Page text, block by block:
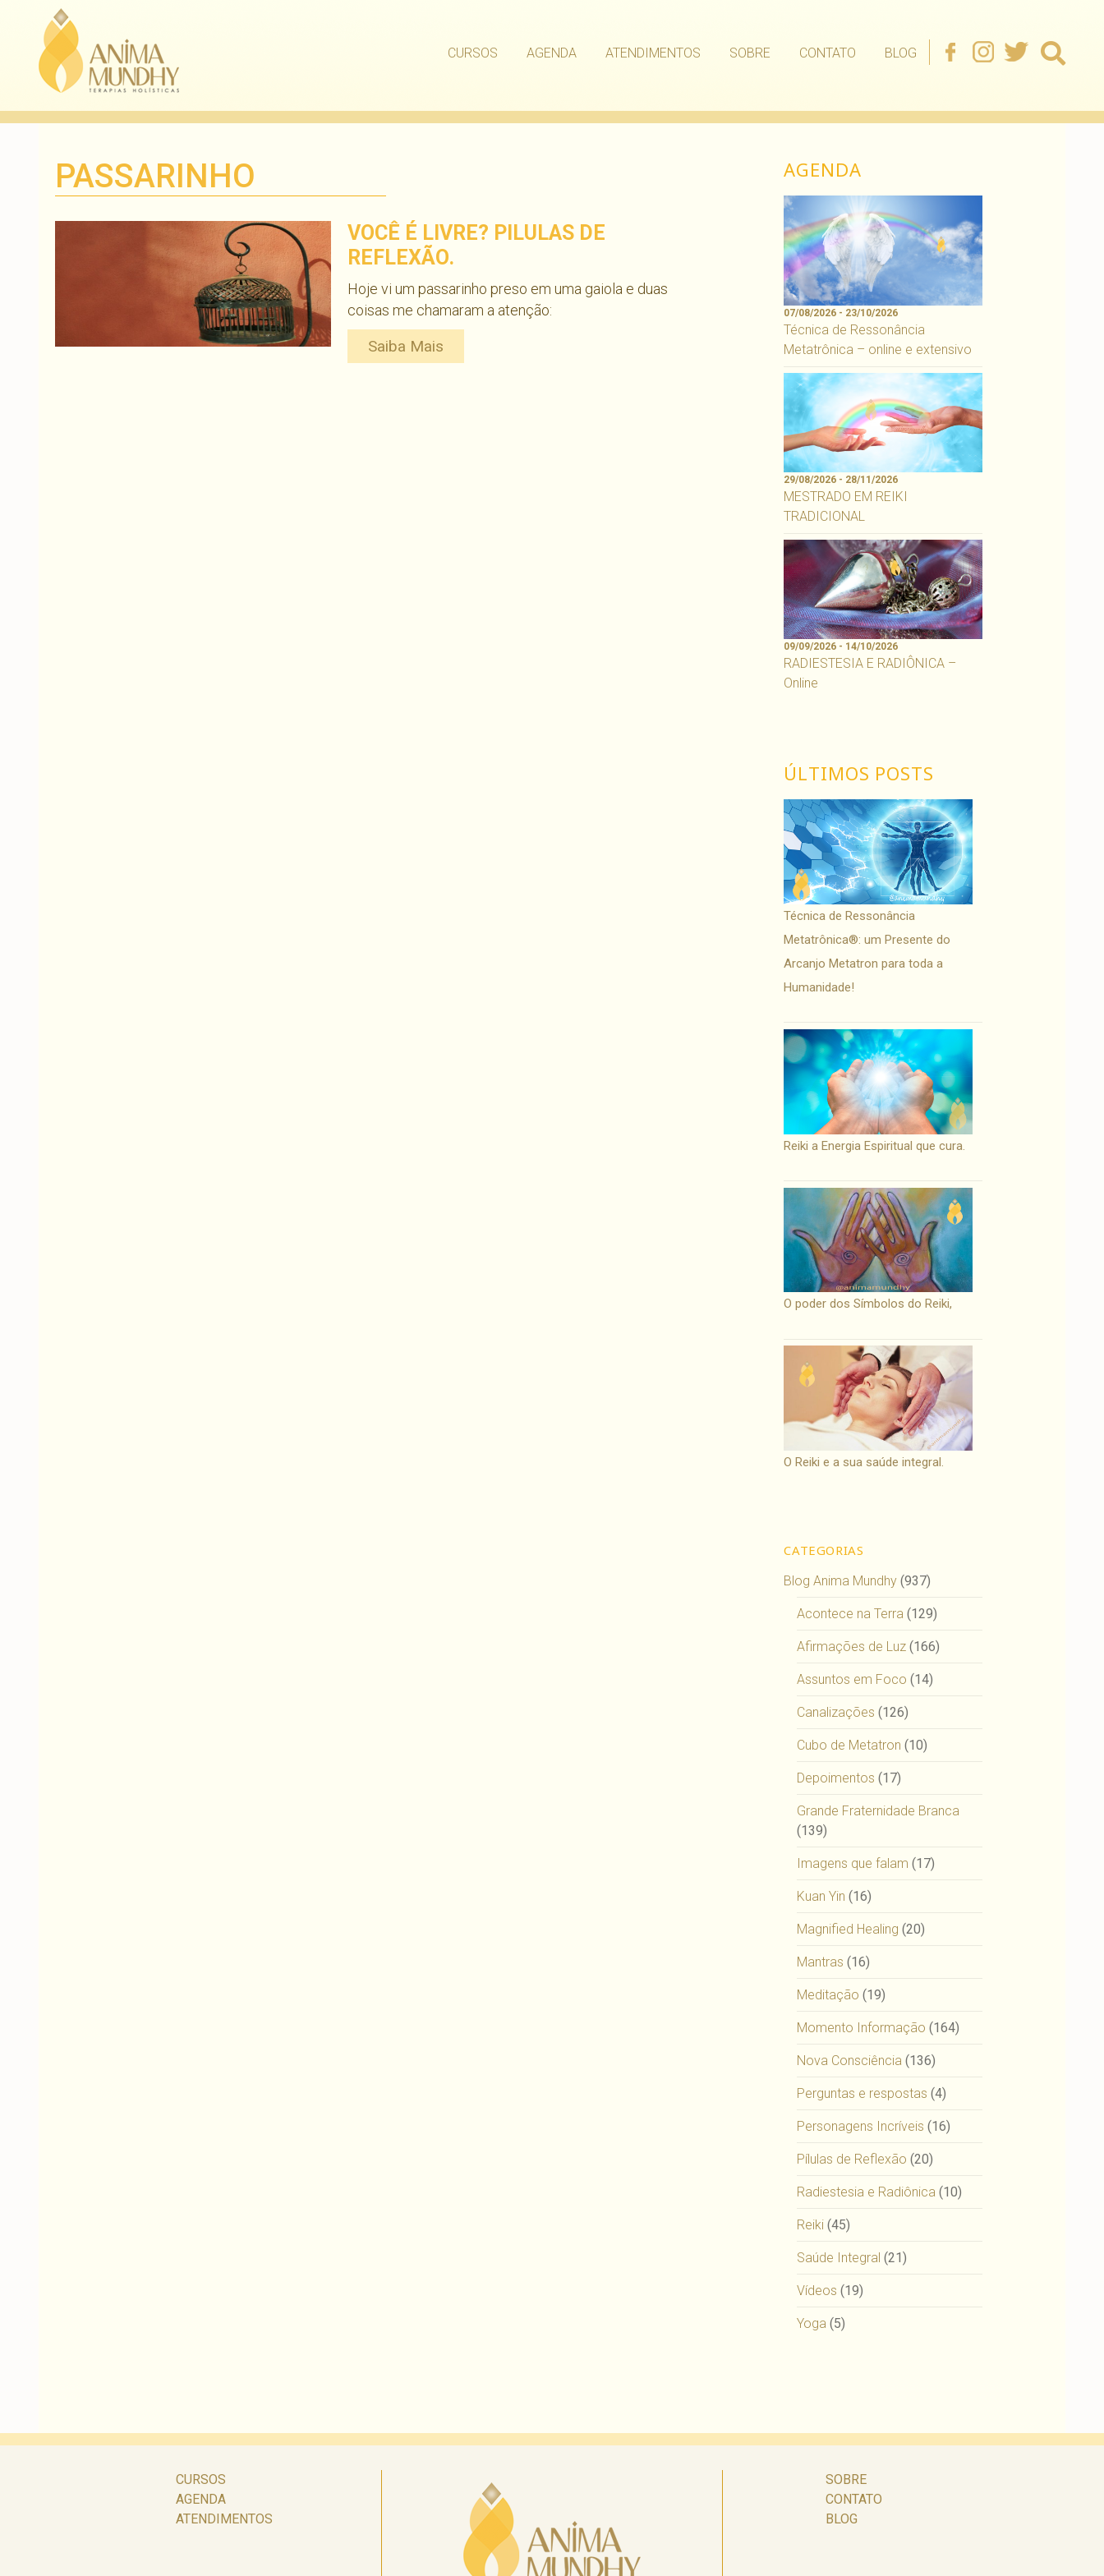
CURSOS AGENDA ATENDIMENTOS SOBRE CONTATO BLOG
PASSARINHO
VOCÊ É LIVRE? PILULAS DE
REFLEXÃO.
Hoje vi um passarinho preso em uma gaiola e duas
coisas me chamaram a atenção:
Saiba Mais
AGENDA
07/08/2026 - 23/10/2026
Técnica de Ressonância
Metatrônica – online e extensivo
29/08/2026 - 28/11/2026
MESTRADO EM REIKI
TRADICIONAL
09/09/2026 - 14/10/2026
RADIESTESIA E RADIÔNICA –
Online
ÚLTIMOS POSTS
Técnica de Ressonância
Metatrônica®: um Presente do
Arcanjo Metatron para toda a
Humanidade!
Reiki a Energia Espiritual que cura.
O poder dos Símbolos do Reiki,
O Reiki e a sua saúde integral.
CATEGORIAS
Blog Anima Mundhy (937)
Acontece na Terra (129)
Afirmações de Luz (166)
Assuntos em Foco (14)
Canalizações (126)
Cubo de Metatron (10)
Depoimentos (17)
Grande Fraternidade Branca
(139)
Imagens que falam (17)
Kuan Yin (16)
Magnified Healing (20)
Mantras (16)
Meditação (19)
Momento Informação (164)
Nova Consciência (136)
Perguntas e respostas (4)
Personagens Incríveis (16)
Pílulas de Reflexão (20)
Radiestesia e Radiônica (10)
Reiki (45)
Saúde Integral (21)
Vídeos (19)
Yoga (5)
CURSOS
AGENDA
ATENDIMENTOS
SOBRE
CONTATO
BLOG